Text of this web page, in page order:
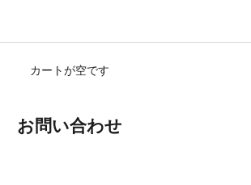
カートが空です
お問い合わせ